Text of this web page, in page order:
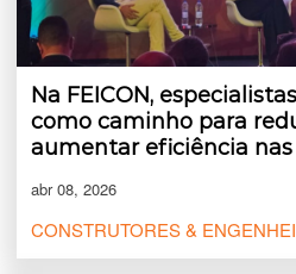
Na FEICON,
como caminho para
aumentar eficiência nas
abr 08, 2026
CONSTRUTORES &